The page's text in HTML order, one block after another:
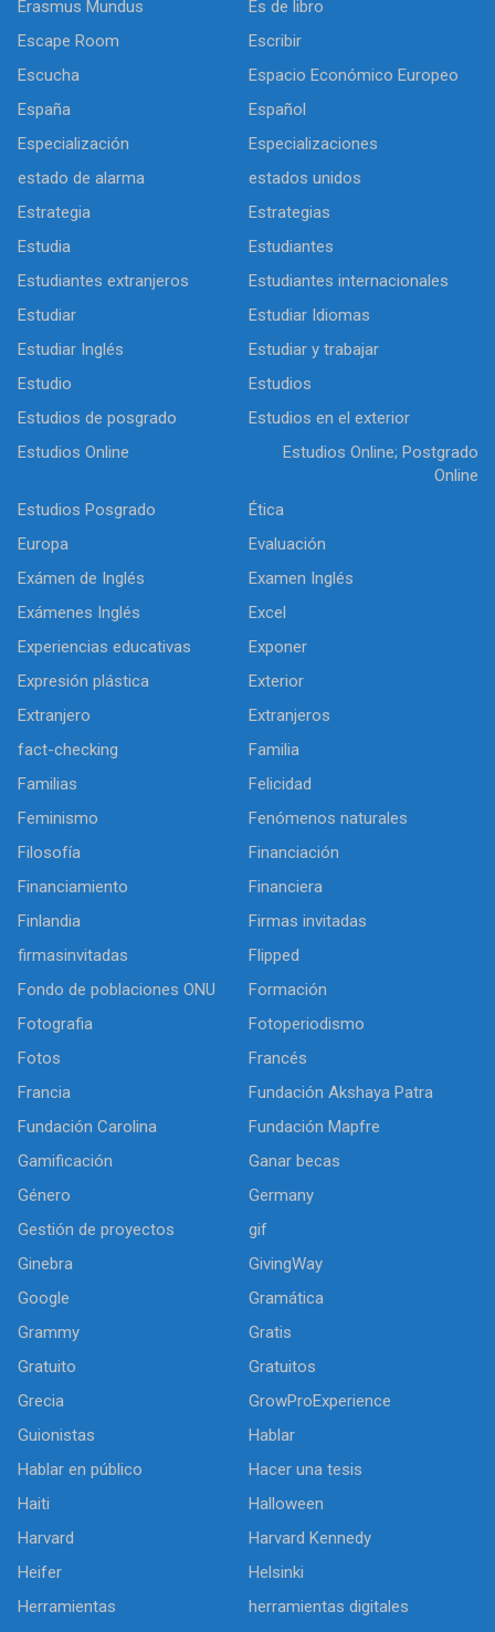
Erasmus Mundus
Es de libro
Escape Room
Escribir
Escucha
Espacio Económico Europeo
España
Español
Especialización
Especializaciones
estado de alarma
estados unidos
Estrategia
Estrategias
Estudia
Estudiantes
Estudiantes extranjeros
Estudiantes internacionales
Estudiar
Estudiar Idiomas
Estudiar Inglés
Estudiar y trabajar
Estudio
Estudios
Estudios de posgrado
Estudios en el exterior
Estudios Online
Estudios Online; Postgrado
Online
Estudios Posgrado
Ética
Europa
Evaluación
Exámen de Inglés
Examen Inglés
Exámenes Inglés
Excel
Experiencias educativas
Exponer
Expresión plástica
Exterior
Extranjero
Extranjeros
fact-checking
Familia
Familias
Felicidad
Feminismo
Fenómenos naturales
Filosofía
Financiación
Financiamiento
Financiera
Finlandia
Firmas invitadas
firmasinvitadas
Flipped
Fondo de poblaciones ONU
Formación
Fotografia
Fotoperiodismo
Fotos
Francés
Francia
Fundación Akshaya Patra
Fundación Carolina
Fundación Mapfre
Gamificación
Ganar becas
Género
Germany
Gestión de proyectos
gif
Ginebra
GivingWay
Google
Gramática
Grammy
Gratis
Gratuito
Gratuitos
Grecia
GrowProExperience
Guionistas
Hablar
Hablar en público
Hacer una tesis
Haiti
Halloween
Harvard
Harvard Kennedy
Heifer
Helsinki
Herramientas
herramientas digitales